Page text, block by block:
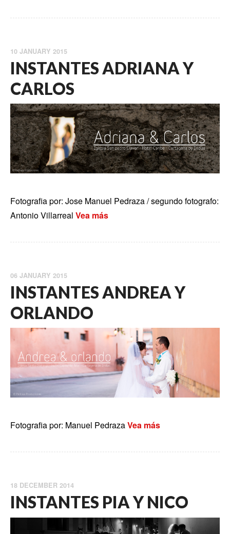
10 JANUARY 2015
INSTANTES ADRIANA Y
CARLOS
Fotografia por: Jose Manuel Pedraza / segundo fotografo:
Antonio Villarreal Vea más
06 JANUARY 2015
INSTANTES ANDREA Y
ORLANDO
Fotografia por: Manuel PedrazaVea más
18 DECEMBER 2014
INSTANTES PIA Y NICO